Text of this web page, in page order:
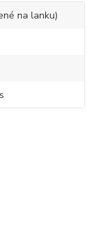
na lanku)